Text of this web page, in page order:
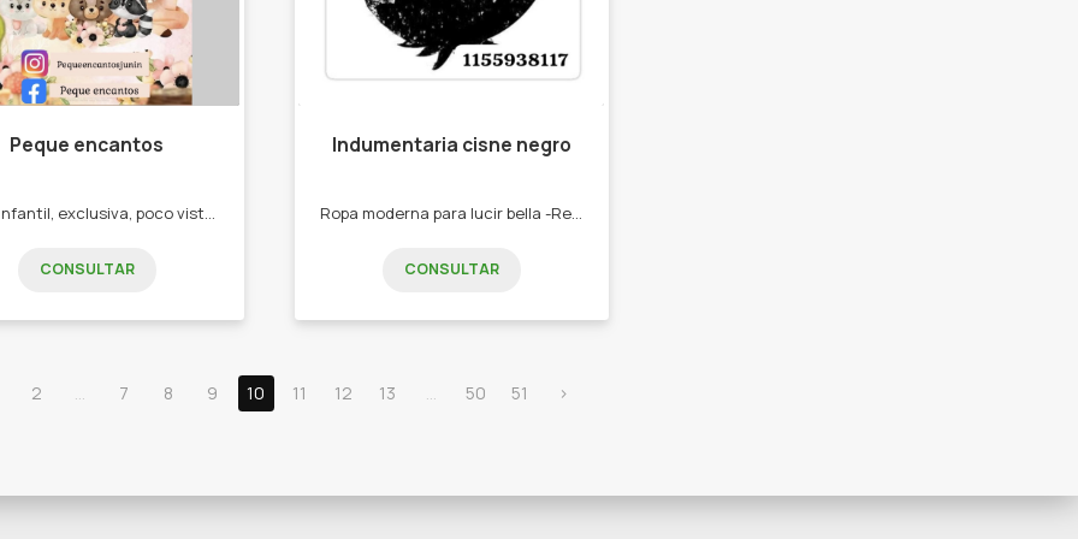
Peque encantos
Ropa infantil, exclusiva, poco vista en Junín, de primera calidad -Conjuntos trío -Monitos -Tops -Vestidos -Conjuntos shorts y remeras
CONSULTAR
Indumentaria cisne negro
Ropa moderna para lucir bella -Remeras -Shorts -Jeans -Bikinis -Accesorios de invierno.
CONSULTAR
2 7 8 9 10 11 12 13 50 51 ›